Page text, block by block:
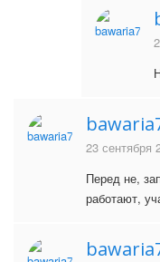
23 сентября
Перед не,
работают,